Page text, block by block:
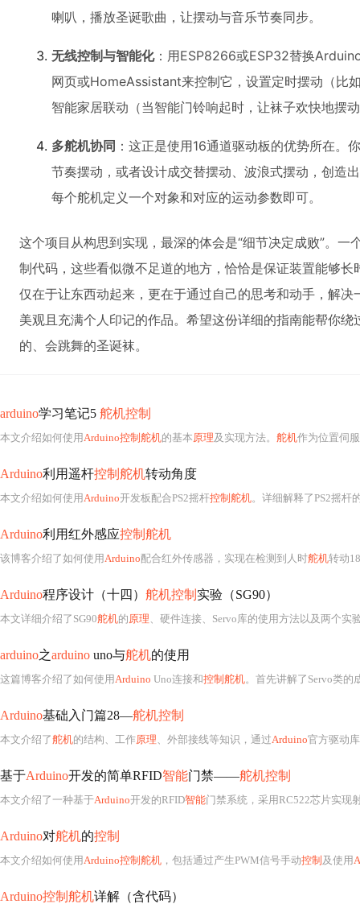
喇叭，播放圣诞歌曲，让摆动与音乐节奏同步。
无线控制与智能化：用ESP8266或ESP32替换
网页或HomeAssistant来控制它，设置定时摆动（比
智能家居联动（当智能门铃响起时，让袜子欢快地摆
多舵机协同 ：这正是使用16通道驱动板的优势所在。
节奏摆动，或者设计成交替摆动、波浪式摆动，创造
每个舵机定义一个对象和对应的运动参数即可。
这个项目从构思到实现，最深的体会是“细节决定成败”。
制代码，这些看似微不足道的地方，恰恰是保证装置能够
仅在于让东西动起来，更在于通过自己的思考和动手，解
美观且充满个人印记的作品。希望这份详细的指南能帮你
的、会跳舞的圣诞袜。
arduino学习笔记5 舵机控制
本文介绍如何使用Arduino控制舵机的基本原理及实现方法。 舵机作为位置伺服
Arduino利用遥杆控制舵机转动角度
本文介绍如何使用Arduino开发板配合PS2摇杆控制舵机。详细解释了PS2摇杆
Arduino利用红外感应控制舵机
该博客介绍了如何使用Arduino配合红外传感器，实现在检测到人时舵机转动180
Arduino程序设计（十四） 舵机控制 实验（SG90）
本文详细介绍了SG90舵机的原理、硬件连接、Servo库的使用方法以及两个实
arduino之arduino uno与舵机的使用
这篇博客介绍了如何使用Arduino Uno连接和控制舵机。首先讲解了Servo类的成员函数，包括attach()、
Arduino基础入门篇28—舵机控制
本文介绍了舵机的结构、工作原理、外部接线等知识，通过Arduino官方驱动
基于Arduino开发的简单RFID智能门禁——舵机控制
本文介绍了一种基于Arduino开发的RFID智能门禁系统，采用RC522芯片实现
Arduino对舵机的控制
本文介绍如何使用Arduino控制舵机 ，包括通过产生PWM信号手动控制 及使用
Arduino控制舵机详解（含代码）